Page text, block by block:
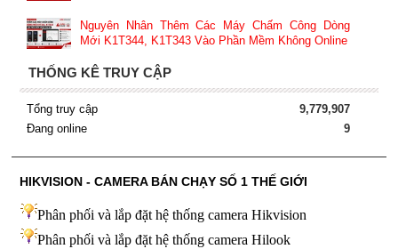
Nguyên Nhân Thêm Các Máy Chấm Công Dòng
Mới K1T344, K1T343 Vào Phần Mềm Không Online
THỐNG KÊ TRUY CẬP
Tổng truy cập
9,779,907
Đang online
9
HIKVISION - CAMERA BÁN CHẠY SỐ 1 THẾ GIỚI
Phân phối và lắp đặt hệ thống camera Hikvision
Phân phối và lắp đặt hệ thống camera Hilook